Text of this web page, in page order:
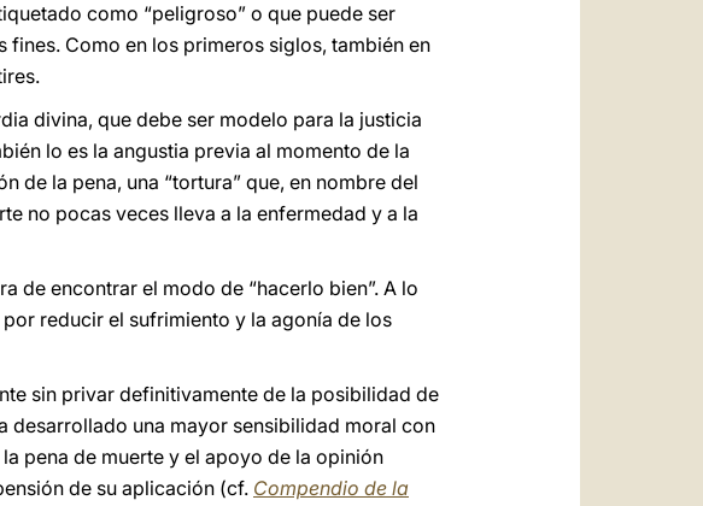
como “peligroso” o que puede ser
Como en los primeros siglos, también en
divina, que debe ser modelo para la justicia
lo es la angustia previa al momento de la
de la pena, una “tortura” que, en nombre del
no pocas veces lleva a la enfermedad y a la
de encontrar el modo de “hacerlo bien”. A lo
reducir el sufrimiento y la agonía de los
sin privar definitivamente de la posibilidad de
desarrollado una mayor sensibilidad moral con
pena de muerte y el apoyo de la opinión
de su aplicación (cf. Compendio de la